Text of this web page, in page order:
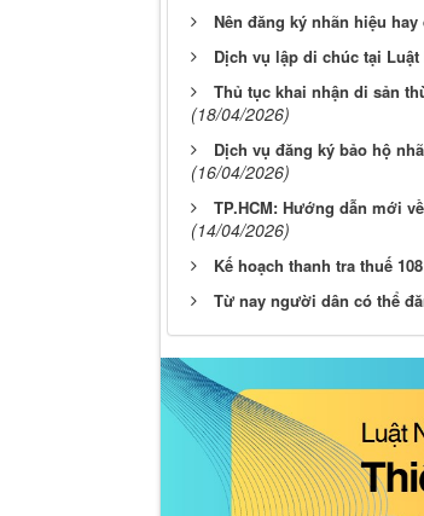
Nên đăng ký nhãn hiệu
Dịch vụ lập di chúc tại Luật
Thủ tục khai nhận di sản
(18/04/2026)
Dịch vụ đăng ký bảo hộ
(16/04/2026)
TP.HCM: Hướng dẫn mới
(14/04/2026)
Kế hoạch thanh tra thuế
Từ nay người dân có thể